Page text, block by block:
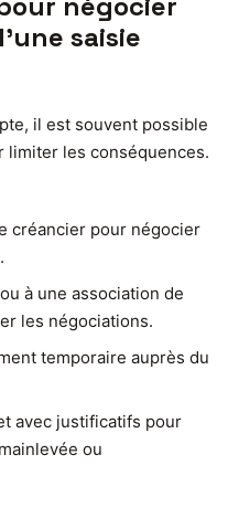
saisie
il est souvent possible
limiter les conséquences.
créancier pour négocier
à une association de
les négociations.
temporaire auprès du
avec justificatifs pour
ou